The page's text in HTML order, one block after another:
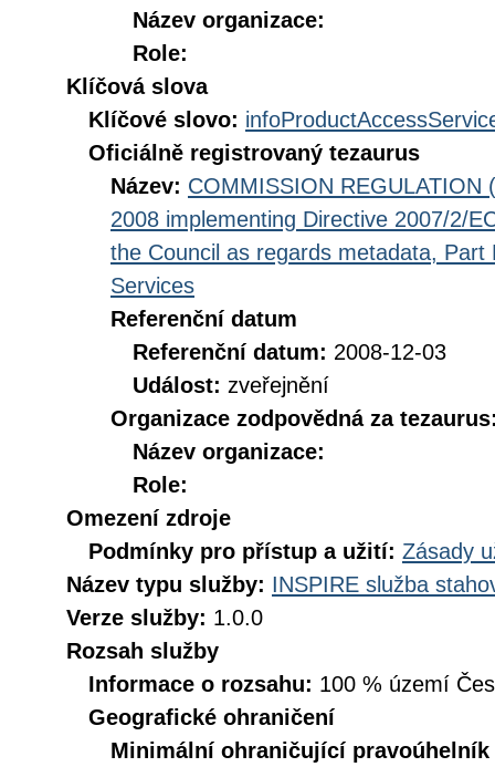
Název organizace:
Role:
Klíčová slova
Klíčové slovo:
Oficiálně registrovaný tezaurus
Název: COMMISSION REGULATION
2008 implementing Directive 2007/2/
the Council as regards metadata,
Services
Referenční datum
Referenční datum: 2008-12-03
Událost: zveřejnění
Organizace zodpovědná za
Název organizace:
Role:
Omezení zdroje
Podmínky pro přístup a užití: Zásady
Název typu služby: INSPIRE služba
Verze služby: 1.0.0
Rozsah služby
Informace o rozsahu: 100 % území
Geografické ohraničení
Minimální ohraničující pravoúhelník